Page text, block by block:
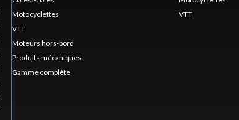
Motocyclettes
VTT
Moteurs hors-bord
Produits mécaniques
Gamme complète
VTT